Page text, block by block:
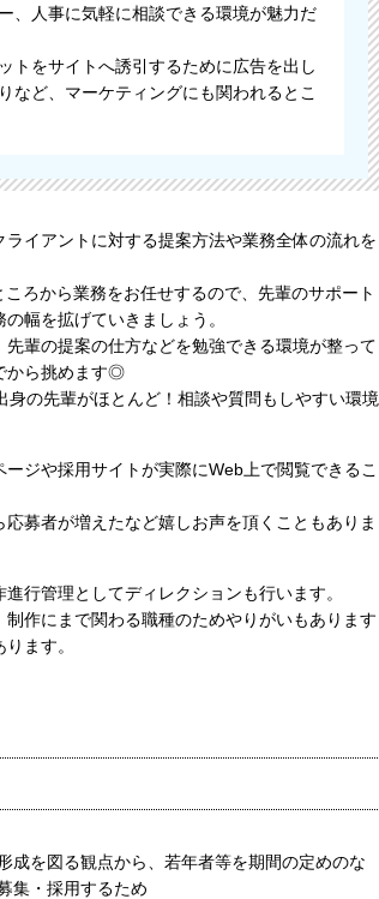
、人事に気軽に相談できる環境が魅力だ
トをサイトへ誘引するために広告を出し
など、マーケティングにも関われるとこ
イアントに対する提案方法や業務全体の流れを
ろから業務をお任せするので、先輩のサポート
幅を拡げていきましょう。
輩の提案の仕方などを勉強できる環境が整って
から挑めます◎
の先輩がほとんど！相談や質問もしやすい環境
ージや採用サイトが実際にWeb上で閲覧できるこ
応募者が増えたなど嬉しお声を頂くこともありま
行管理としてディレクションも行います。
作にまで関わる職種のためやりがいもあります
ます。
成を図る観点から、若年者等を期間の定めのな
集・採用するため